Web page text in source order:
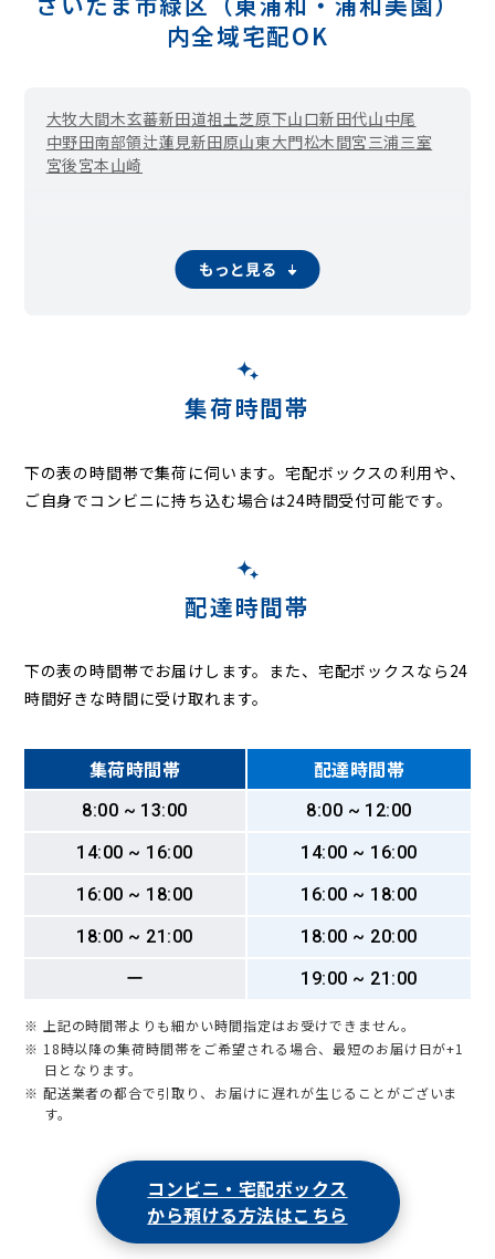
内全域宅配OK
大牧大間木玄蕃新田道祖土芝原下山口新田代山中尾
中野田南部領辻蓮見新田原山東大門松木間宮三浦三室
宮後宮本山崎
もっと見る
集荷時間帯
下の表の時間帯で集荷に伺います。宅配ボックスの利用や、
ご自身でコンビニに持ち込む場合は24時間受付可能です。
配達時間帯
下の表の時間帯でお届けします。また、宅配ボックスなら24
時間好きな時間に受け取れます。
集荷時間帯 配達時間帯
8:00 ~ 13:00
8:00 ~ 12:00
14:00 ~ 16:00
14:00 ~ 16:00
16:00 ~ 18:00
16:00 ~ 18:00
18:00 ~ 21:00
18:00 ~ 20:00
ー
19:00 ~ 21:00
※ 上記の時間帯よりも細かい時間指定はお受けできません。
※ 18時以降の集荷時間帯をご希望される場合、最短のお届け日が+1
日となります。
※ 配送業者の都合で引取り、お届けに遅れが生じることがございま
す。
コンビニ・宅配ボックス
から預ける方法はこちら